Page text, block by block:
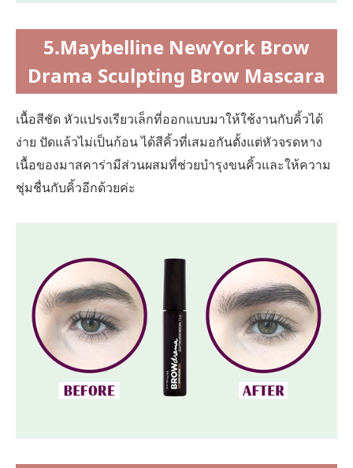
5.Maybelline NewYork Brow
Drama Sculpting Brow Mascara
เนื้อสีชัด หัวแปรงเรียวเล็กที่ออกแบบมาให้ใช้งานกับคิ้วได้
ง่าย ปัดแล้วไม่เป็นก้อน ได้สีคิ้วที่เสมอกันตั้งแต่หัวจรดหาง
เนื้อของมาสคาร่ามีส่วนผสมที่ช่วยบำรุงขนคิ้วและให้ความ
ชุ่มชื่นกับคิ้วอีกด้วยค่ะ